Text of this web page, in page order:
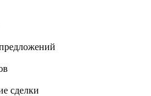
сделки